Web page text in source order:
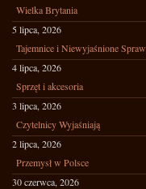
Wielka Brytania
5 lipca, 2026
Tajemnice i Niewyjaśnione
4 lipca, 2026
Sprzęt i akcesoria
3 lipca, 2026
Czytelnicy Wyjaśniają
2 lipca, 2026
Przemysł w Polsce
30 czerwca, 2026